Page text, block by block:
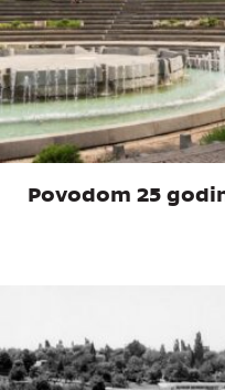
Povodom 25